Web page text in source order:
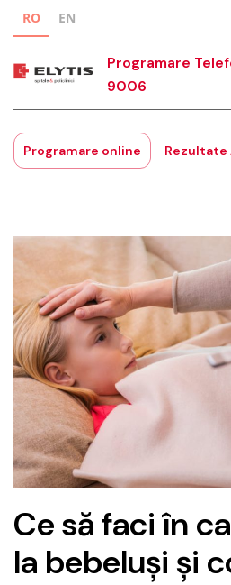
RO EN
Programare
9006
Programare online Rezultate
Ce să faci în
la bebeluși și